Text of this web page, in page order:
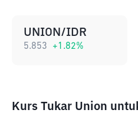
UNION/IDR
5.853 +1.82%
Kurs Tukar Union